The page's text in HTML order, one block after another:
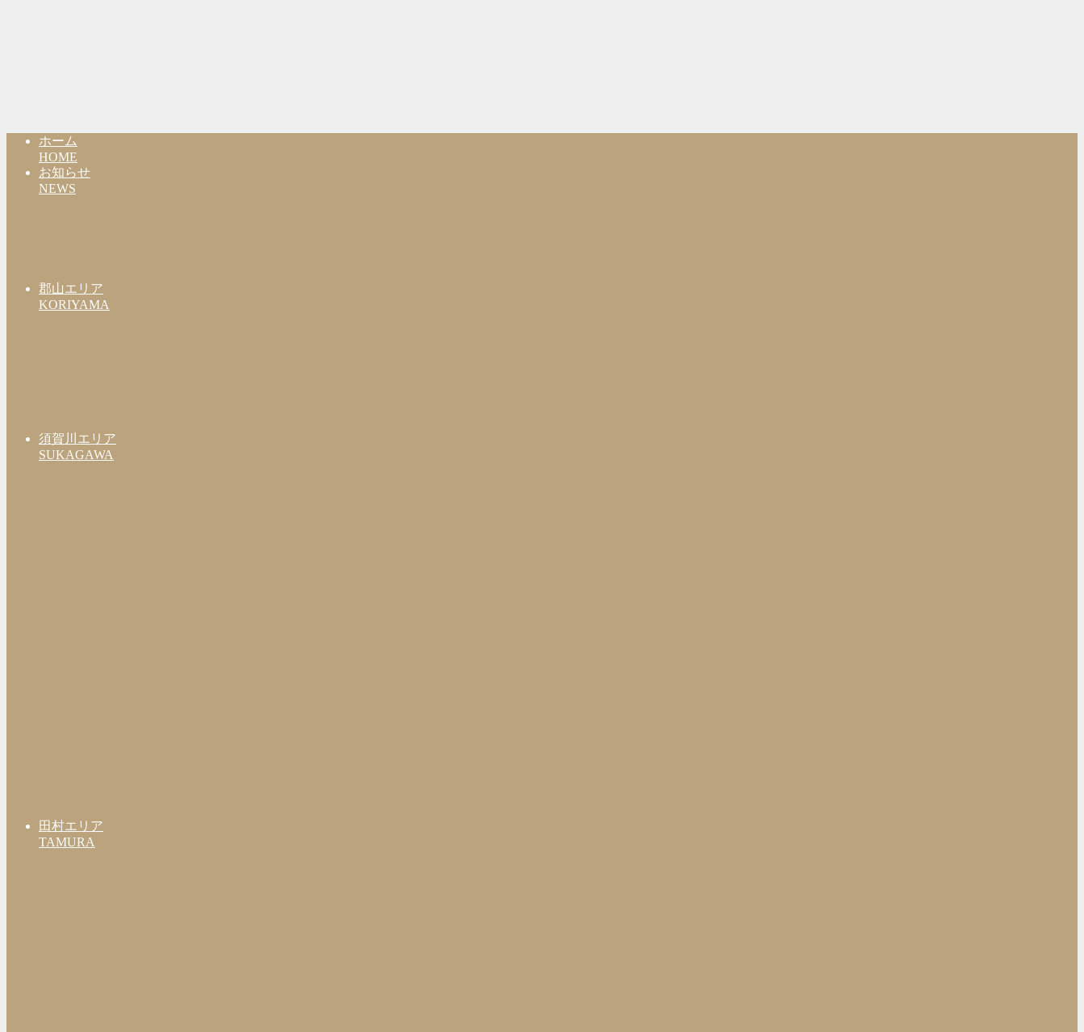
ホーム
HOME
お知らせ
NEWS
郡山エリア
KORIYAMA
須賀川エリア
SUKAGAWA
田村エリア
TAMURA